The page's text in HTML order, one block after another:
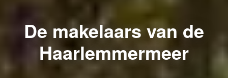
De makelaars van de
Haarlemmermeer